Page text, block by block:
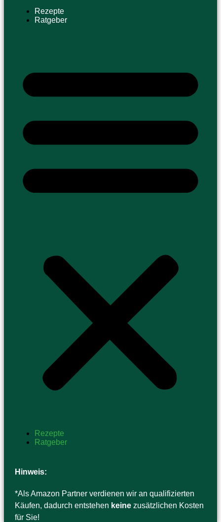
Rezepte
Ratgeber
Rezepte
Ratgeber
Hinweis:
*Als Amazon Partner verdienen wir an qualifizierten
Käufen, dadurch entstehen keinezusätzlichen Kosten
für Sie!